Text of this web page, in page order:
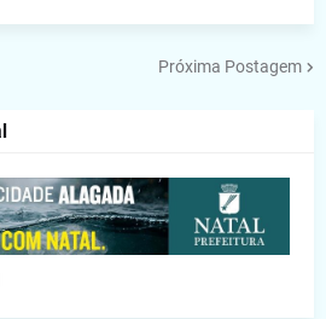
Próxima Postagem